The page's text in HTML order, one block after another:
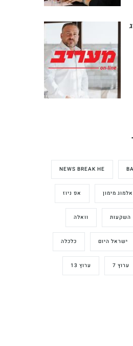
NEWS BREAK HE
אלמוג מימון אפ ניוז
השקעות וואלה
ישראל היום כלכלה
ערוץ 7 ערוץ 13